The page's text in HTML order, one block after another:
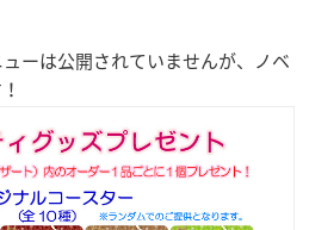
ーは公開されていませんが、ノベ